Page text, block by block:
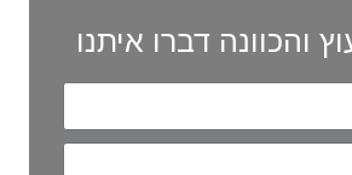
והכוונה דברו איתנו